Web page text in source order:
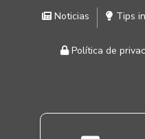
Noticias Tips
Política de